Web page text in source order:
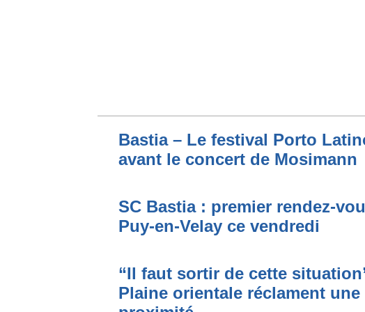
Bastia – Le festival Porto
avant le concert de Mosimann
SC Bastia : premier rendez-
Puy-en-Velay ce vendredi
“Il faut sortir de cette
Plaine orientale réclament